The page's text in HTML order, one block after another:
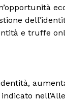
e truffe